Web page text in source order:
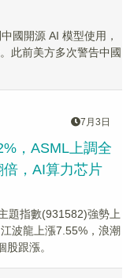
國開源 AI 模型使用，
此前美方多次警告中國
7月3日
，ASML上調全
，AI算力芯片
題指數(931582)強勢上
波龍上漲7.55%，浪潮
跟漲。